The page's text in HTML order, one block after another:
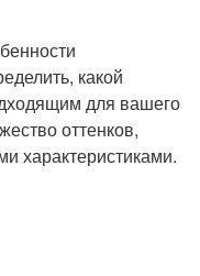
какой
для вашего
оттенков,
характеристиками.